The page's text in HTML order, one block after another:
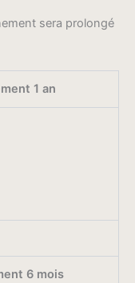
sera prolongé
1 an
6 mois